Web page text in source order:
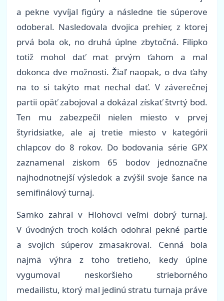
a pekne vyvíjal figúry a následne tie súperove
odoberal. Nasledovala dvojica prehier, z ktorej
prvá bola ok, no druhá úplne zbytočná. Filipko
totiž mohol dať mat prvým ťahom a mal
dokonca dve možnosti. Žiaľ naopak, o dva ťahy
na to si takýto mat nechal dať. V záverečnej
partii opäť zabojoval a dokázal získať štvrtý bod.
Ten mu zabezpečil nielen miesto v prvej
štyridsiatke, ale aj tretie miesto v kategórii
chlapcov do 8 rokov. Do bodovania série GPX
zaznamenal ziskom 65 bodov jednoznačne
najhodnotnejší výsledok a zvýšil svoje šance na
semifinálový turnaj.
Samko zahral v Hlohovci veľmi dobrý turnaj.
V úvodných troch kolách odohral pekné partie
a svojich súperov zmasakroval. Cenná bola
najmä výhra z toho tretieho, kedy úplne
vygumoval neskoršieho strieborného
medailistu, ktorý mal jedinú stratu turnaja práve